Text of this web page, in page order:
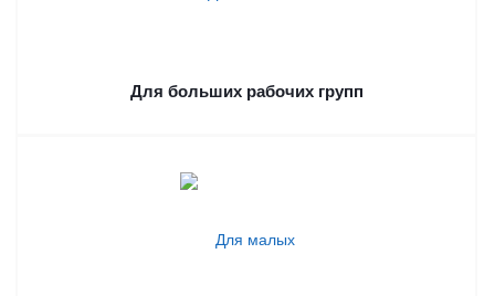
Для больших рабочих групп